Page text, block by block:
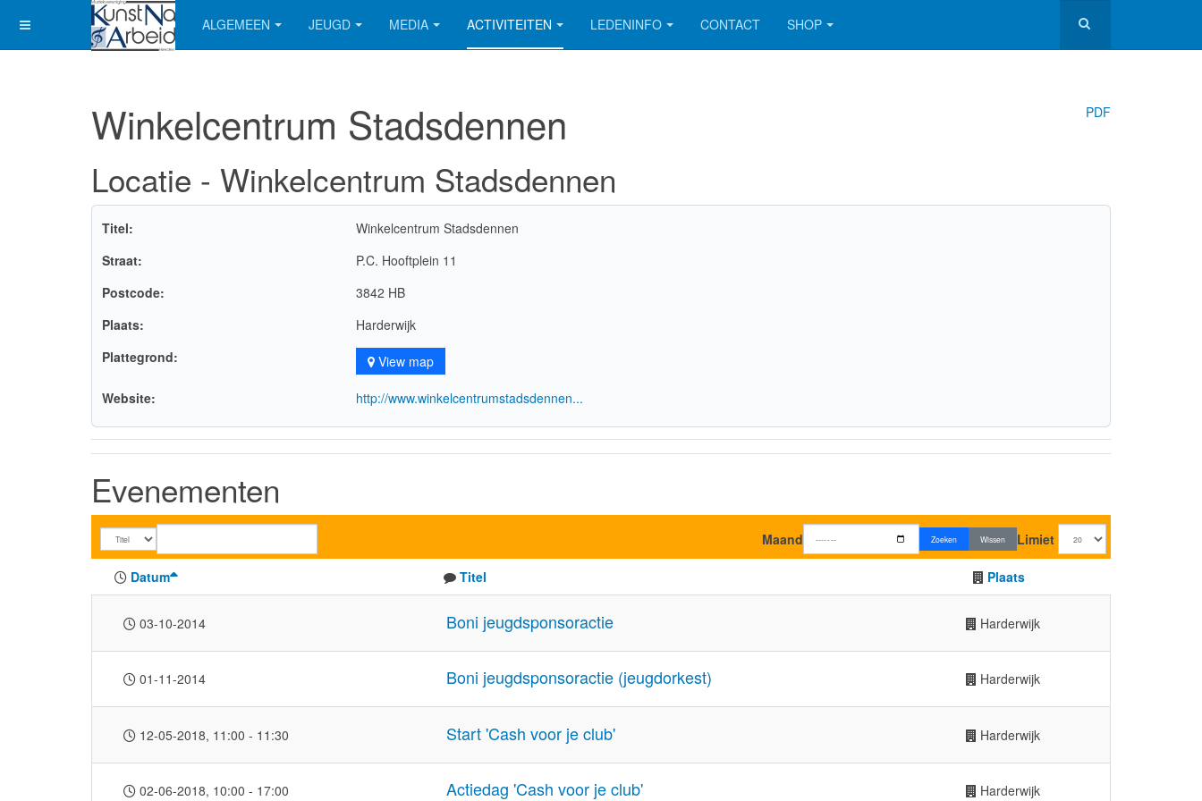
ALGEMEEN JEUGD MEDIA ACTIVITEITEN LEDENINFO CONTACT SHOP
PDF
Winkelcentrum Stadsdennen
Locatie - Winkelcentrum Stadsdennen
Titel:
Winkelcentrum Stadsdennen
Straat:
P.C. Hooftplein 11
Postcode:
3842 HB
Plaats:
Harderwijk
Plattegrond:
View map
Website: http://www.winkelcentrumstadsdennen...
Evenementen
Maand Zoeken Wissen Limiet
Datum Titel Plaats
03-10-2014 Boni jeugdsponsoractie Harderwijk
01-11-2014 Boni jeugdsponsoractie (jeugdorkest) Harderwijk
12-05-2018, 11:00 - 11:30 Start 'Cash voor je club' Harderwijk
02-06-2018, 10:00 - 17:00 Actiedag 'Cash voor je club' Harderwijk